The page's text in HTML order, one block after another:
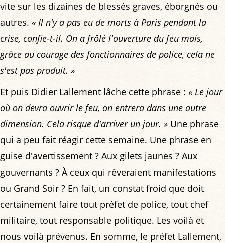
vite sur les dizaines de blessés graves, éborgnés ou
autres. « Il n'y a pas eu de morts à Paris pendant la
crise, confie-t-il. On a frôlé l'ouverture du feu mais,
grâce au courage des fonctionnaires de police, cela ne
s'est pas produit. »
Et puis Didier Lallement lâche cette phrase : « Le jour
où on devra ouvrir le feu, on entrera dans une autre
dimension. Cela risque d'arriver un jour. » Une phrase
qui a peu fait réagir cette semaine. Une phrase en
guise d'avertissement ? Aux gilets jaunes ? Aux
gouvernants ? À ceux qui rêveraient manifestations
ou Grand Soir ? En fait, un constat froid que doit
certainement faire tout préfet de police, tout chef
militaire, tout responsable politique. Les voilà et
nous voilà prévenus. En somme, le préfet Lallement,